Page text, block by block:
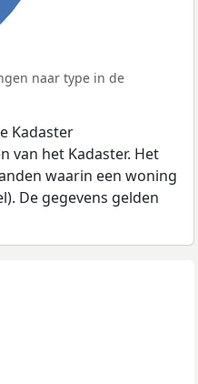
naar type in de
Kadaster
van het Kadaster. Het
waarin een woning
De gegevens gelden